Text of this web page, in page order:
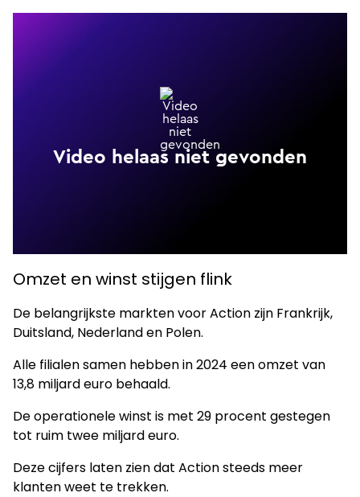
Omzet en winst stijgen flink
De belangrijkste markten voor Action zijn Frankrijk,
Duitsland, Nederland en Polen.
Alle filialen samen hebben in 2024 een omzet van
13,8 miljard euro behaald.
De operationele winst is met 29 procent gestegen
tot ruim twee miljard euro.
Deze cijfers laten zien dat Action steeds meer
klanten weet te trekken.